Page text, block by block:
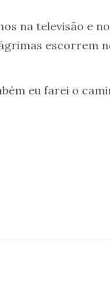
na televisão e
eu farei o